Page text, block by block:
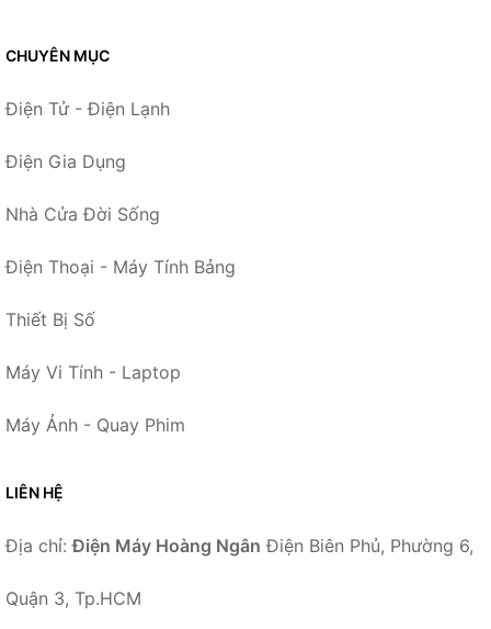
CHUYÊN MỤC
Điện Tử - Điện Lạnh
Điện Gia Dụng
Nhà Cửa Đời Sống
Điện Thoại - Máy Tính Bảng
Thiết Bị Số
Máy Vi Tính - Laptop
Máy Ảnh - Quay Phim
LIÊN HỆ
Địa chỉ:Điện Máy Hoàng Ngân Điện Biên Phủ, Phường 6,
Quận 3, Tp.HCM